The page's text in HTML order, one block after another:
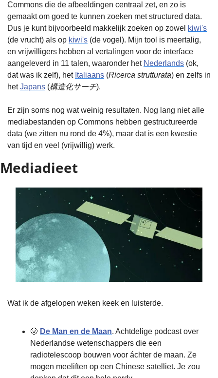
Commons die de afbeeldingen centraal zet, en zo is
gemaakt om goed te kunnen zoeken met structured data.
Dus je kunt bijvoorbeeld makkelijk zoeken op zowel kiwi's
(de vrucht) als op kiwi's (de vogel). Mijn tool is meertalig,
en vrijwilligers hebben al vertalingen voor de interface
aangeleverd in 11 talen, waaronder het Nederlands (ok,
dat was ik zelf), het Italiaans (Ricerca strutturata) en zelfs in
het Japans (構造化サーチ).
Er zijn soms nog wat weinig resultaten. Nog lang niet alle
mediabestanden op Commons hebben gestructureerde
data (we zitten nu rond de 4%), maar dat is een kwestie
van tijd en veel (vrijwillig) werk.
Mediadieet
Wat ik de afgelopen weken keek en luisterde.
🌝 De Man en de Maan. Achtdelige podcast over
Nederlandse wetenschappers die een
radiotelescoop bouwen voor áchter de maan. Ze
mogen meeliften op een Chinese satelliet. Je zou